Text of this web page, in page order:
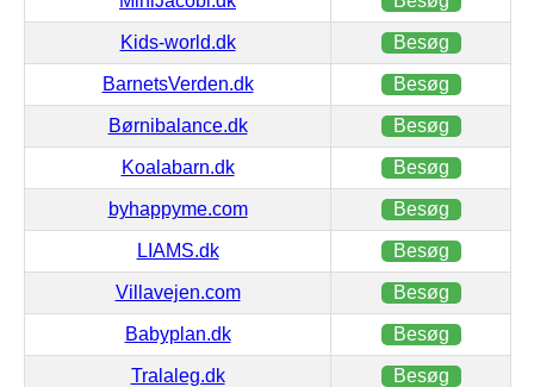
Kids-world.dk Besøg
BarnetsVerden.dk Besøg
Børnibalance.dk Besøg
Koalabarn.dk Besøg
byhappyme.com Besøg
LIAMS.dk Besøg
Villavejen.com Besøg
Babyplan.dk Besøg
Tralaleg.dk Besøg